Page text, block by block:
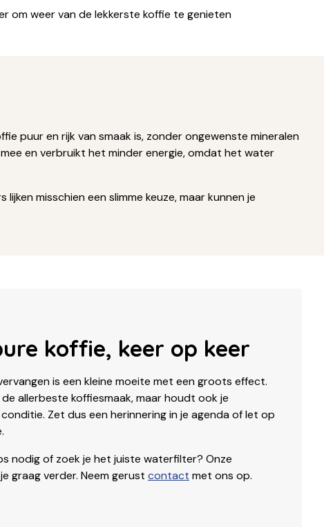
om weer van de lekkerste koffie te genieten
puur en rijk van smaak is, zonder ongewenste mineralen
en verbruikt het minder energie, omdat het water
misschien een slimme keuze, maar kunnen je
koffie, keer op keer
is een kleine moeite met een groots effect.
allerbeste koffiesmaak, maar houdt ook je
Zet dus een herinnering in je agenda of let op
nodig of zoek je het juiste waterfilter? Onze
graag verder. Neem gerust contact met ons op.